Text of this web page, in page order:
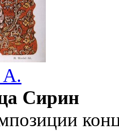
А.
Сирин